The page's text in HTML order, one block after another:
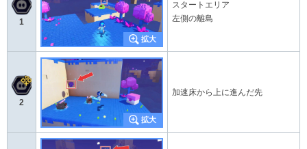
1
スタートエリア
左側の離島
2
加速床から上に進んだ先